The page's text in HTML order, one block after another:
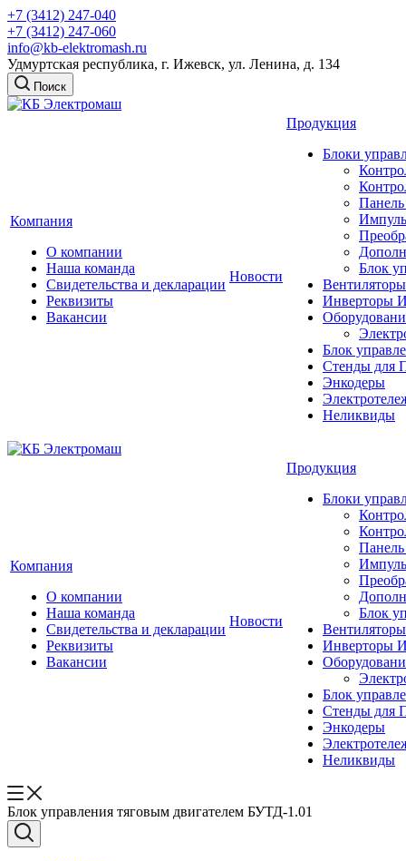
+7 (3412) 247-040
+7 (3412) 247-060
info@kb-elektromash.ru
Удмуртская республика, г. Ижевск, ул. Ленина, д. 134
Поиск
Компания
О компании
Наша команда
Свидетельства и декларации
Реквизиты
Вакансии
Новости
Продукция
Блоки
Блок
Инверторы
Блок
Стенды для
Энкодеры
Неликвиды
Компания
О компании
Наша команда
Свидетельства и декларации
Реквизиты
Вакансии
Новости
Продукция
Блоки
Блок
Инверторы
Блок
Стенды для
Энкодеры
Неликвиды
Блок управления тяговым двигателем БУТД-1.01